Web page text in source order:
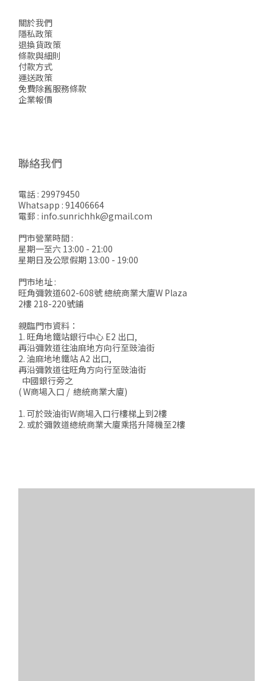
關於我們
隱私政策
退換貨政策
條款與細則
付款方式
運送政策
免費除舊服務條款
企業報價
聯絡我們
電話 : 29979450
Whatsapp : 91406664
電郵 : info.sunrichhk@gmail.com
門市營業時間 :
星期一至六 13:00 - 21:00
星期日及公眾假期 13:00 - 19:00
門市地址 :
旺角彌敦道602-608號 總統商業大廈W Plaza
2樓 218-220號鋪
親臨門市資料：
1. 旺角地鐵站銀行中心 E2 出口,
再沿彌敦道往油麻地方向行至豉油街
2. 油麻地地鐵站 A2 出口,
再沿彌敦道往旺角方向行至豉油街
中國銀行旁之
( W商場入口 / 總統商業大廈)
1. 可於豉油街W商場入口行樓梯上到2樓
2. 或於彌敦道總統商業大廈乘搭升降機至2樓